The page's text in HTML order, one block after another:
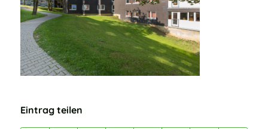
Eintrag teilen